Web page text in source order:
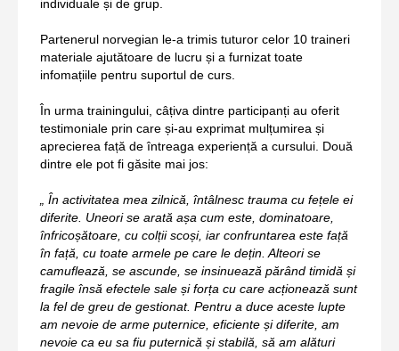
individuale și de grup.
Partenerul norvegian le-a trimis tuturor celor 10 traineri
materiale ajutătoare de lucru și a furnizat toate
infomațiile pentru suportul de curs.
În urma trainingului, câțiva dintre participanți au oferit
testimoniale prin care și-au exprimat mulțumirea și
aprecierea față de întreaga experiență a cursului. Două
dintre ele pot fi găsite mai jos:
„ În activitatea mea zilnică, întâlnesc trauma cu fețele ei
diferite. Uneori se arată așa cum este, dominatoare,
înfricoșătoare, cu colții scoși, iar confruntarea este față
în față, cu toate armele pe care le dețin. Alteori se
camuflează, se ascunde, se insinuează părând timidă și
fragile însă efectele sale și forța cu care acționează sunt
la fel de greu de gestionat. Pentru a duce aceste lupte
am nevoie de arme puternice, eficiente și diferite, am
nevoie ca eu sa fiu puternică și stabilă, să am alături